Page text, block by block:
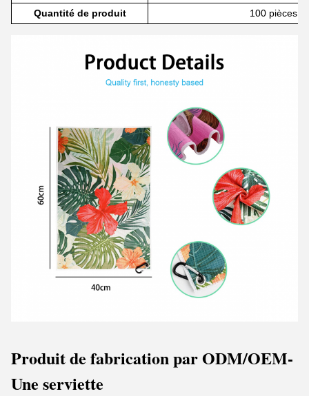
Quantité de produit
100 pièces
Produit de fabrication par ODM/OEM-
Une serviette